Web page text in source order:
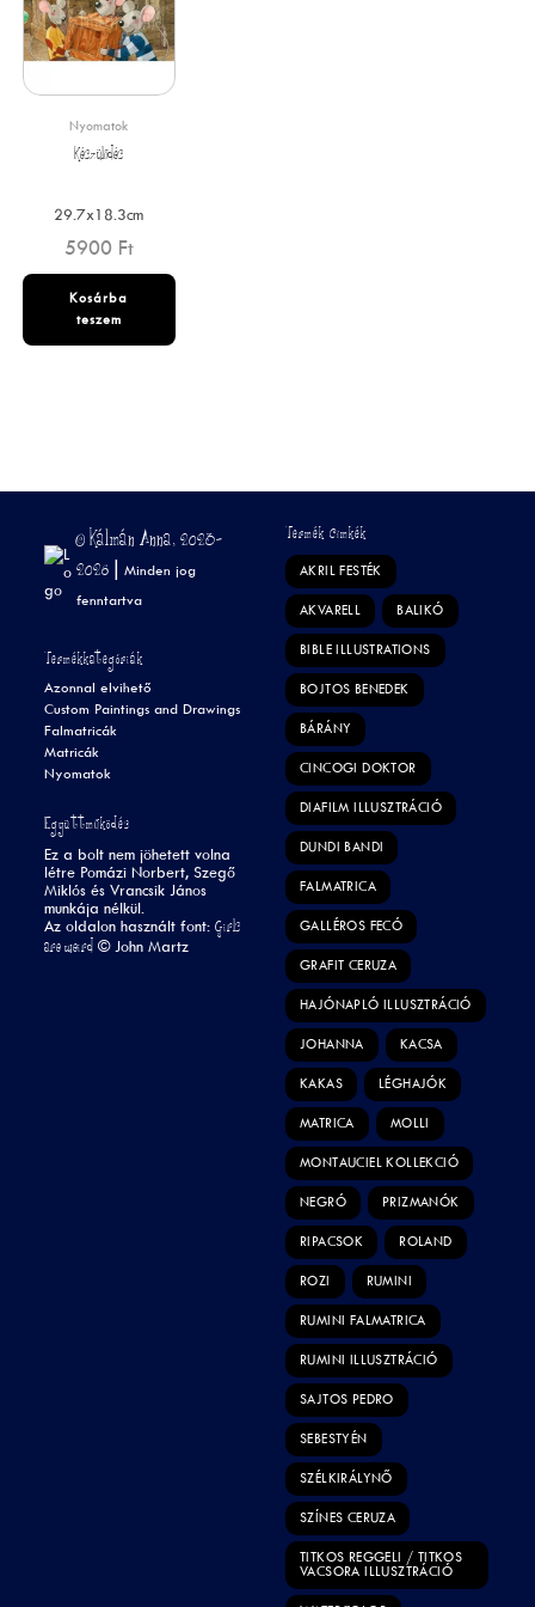
Nyomatok
Készülődés
29.7x18.3cm
5900 Ft
Kosárba
teszem
© Kálmán Anna, 2023-
2026 |Minden jog
fenntartva
Termékkategóriák
Azonnal elvihető
Custom Paintings and Drawings
Falmatricák
Matricák
Nyomatok
Együttműködés
Ez a bolt nem jöhetett volna
létre Pomázi Norbert, Szegő
Miklós és Vrancsik János
munkája nélkül.
Az oldalon használt font:Girls
are weird ©John Martz
Termék Címkék
AKRIL FESTÉK
AKVARELL BALIKÓ
BIBLE ILLUSTRATIONS
BOJTOS BENEDEK
BÁRÁNY
CINCOGI DOKTOR
DIAFILM ILLUSZTRÁCIÓ
DUNDI BANDI
FALMATRICA
GALLÉROS FECÓ
GRAFIT CERUZA
HAJÓNAPLÓ ILLUSZTRÁCIÓ
JOHANNA KACSA
KAKAS LÉGHAJÓK
MATRICA MOLLI
MONTAUCIEL KOLLEKCIÓ
NEGRÓ PRIZMANÓK
RIPACSOK ROLAND
ROZI RUMINI
RUMINI FALMATRICA
RUMINI ILLUSZTRÁCIÓ
SAJTOS PEDRO
SEBESTYÉN
SZÉLKIRÁLYNŐ
SZÍNES CERUZA
TITKOS REGGELI / TITKOS
VACSORA ILLUSZTRÁCIÓ